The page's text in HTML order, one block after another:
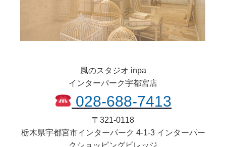
風のスタジオ inpa
インターパーク宇都宮店
028-688-7413
〒 321-0118
栃木県宇都宮市インターパーク 4-1-3 インターパー
クショッピングビレッジ